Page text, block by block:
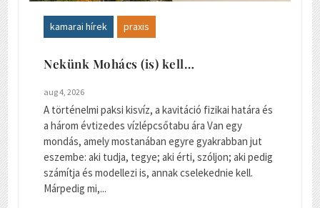
kamarai hírek praxis
Nekünk Mohács (is) kell…
aug 4, 2026
A történelmi paksi kisvíz, a kavitáció fizikai határa és
a három évtizedes vízlépcsőtabu ára Van egy
mondás, amely mostanában egyre gyakrabban jut
eszembe: aki tudja, tegye; aki érti, szóljon; aki pedig
számítja és modellezi is, annak cselekednie kell.
Márpedig mi,...